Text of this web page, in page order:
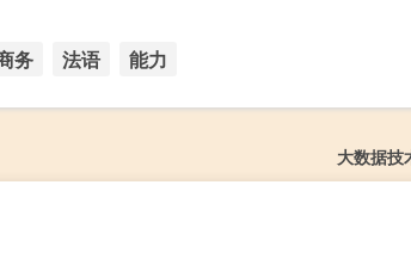
务 法语 能力
大数据技